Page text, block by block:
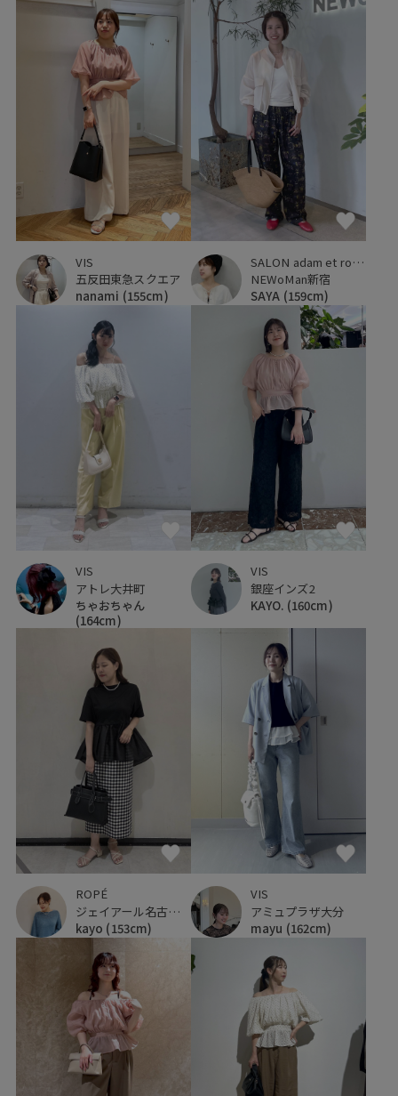
VIS
五反田東急スクエア
nanami (155cm)
SALON adam et ropé
NEWoMan新宿
SAYA (159cm)
VIS
アトレ大井町
ちゃおちゃん
(164cm)
VIS
銀座インズ2
KAYO. (160cm)
ROPÉ
ジェイアール名古屋タカシマヤ
kayo (153cm)
VIS
アミュプラザ大分
mayu (162cm)